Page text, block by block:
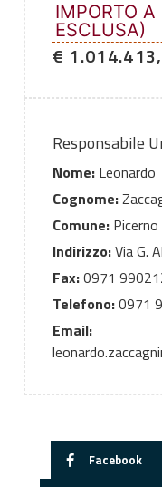
IMPORTO
ESCLUSA)
€
Responsabile
Nome:Leonardo
Cognome:
Comune:Picerno
Indirizzo:Via G.
Fax:0971
Telefono:0971
Email:
Facebook